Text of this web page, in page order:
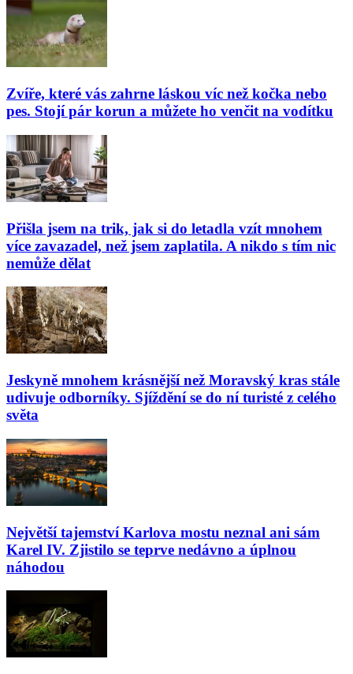
Zvíře, které vás zahrne láskou víc než kočka nebo
pes. Stojí pár korun a můžete ho venčit na vodítku
Přišla jsem na trik, jak si do letadla vzít mnohem
více zavazadel, než jsem zaplatila. A nikdo s tím nic
nemůže dělat
Jeskyně mnohem krásnější než Moravský kras stále
udivuje odborníky. Sjíždění se do ní turisté z celého
světa
Největší tajemství Karlova mostu neznal ani sám
Karel IV. Zjistilo se teprve nedávno a úplnou
náhodou